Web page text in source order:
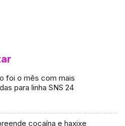
foi o mês com mais
para linha SNS 24
cocaína e haxixe